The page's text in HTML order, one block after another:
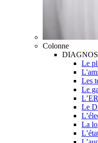
Colonne
Le
Les
Le
Le
La